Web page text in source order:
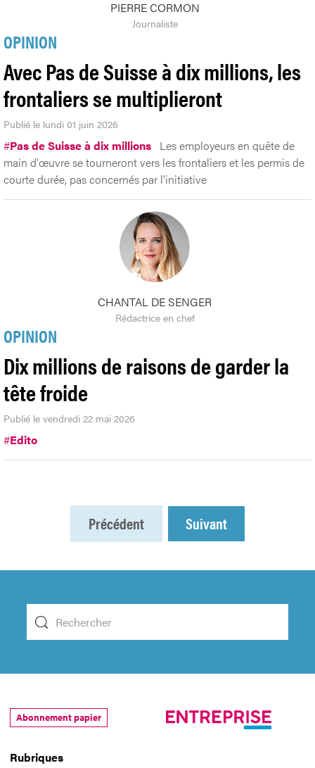
PIERRE CORMON
Journaliste
OPINION
Avec Pas de Suisse à dix millions, les
frontaliers se multiplieront
Publié le lundi 01 juin 2026
#Pas de Suisse à dix millions Les employeurs en quête de
main d'œuvre se tourneront vers les frontaliers et les permis de
courte durée, pas concernés par l'initiative
CHANTAL DE SENGER
Rédactrice en chef
OPINION
Dix millions de raisons de garder la
tête froide
Publié le vendredi 22 mai 2026
#Edito
Précédent Suivant
Rubriques
Abonnement papier